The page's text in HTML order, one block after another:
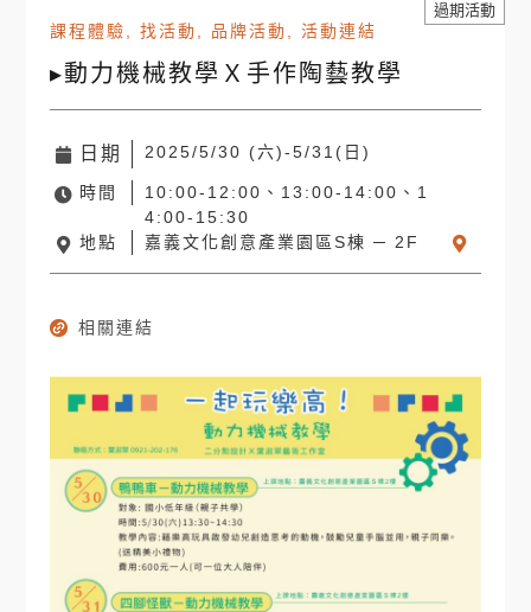
課程體驗,找活動, 品牌活動,活動連結
▸動力機械教學Ｘ手作陶藝教學
過期活動
日期 2025/5/30 (六)-5/31(日)
時間
10:00-12:00、13:00-14:00、1
4:00-15:30
地點
嘉義文化創意產業園區S棟 ─ 2F
相關連結